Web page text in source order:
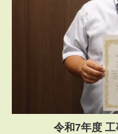
令和7年度